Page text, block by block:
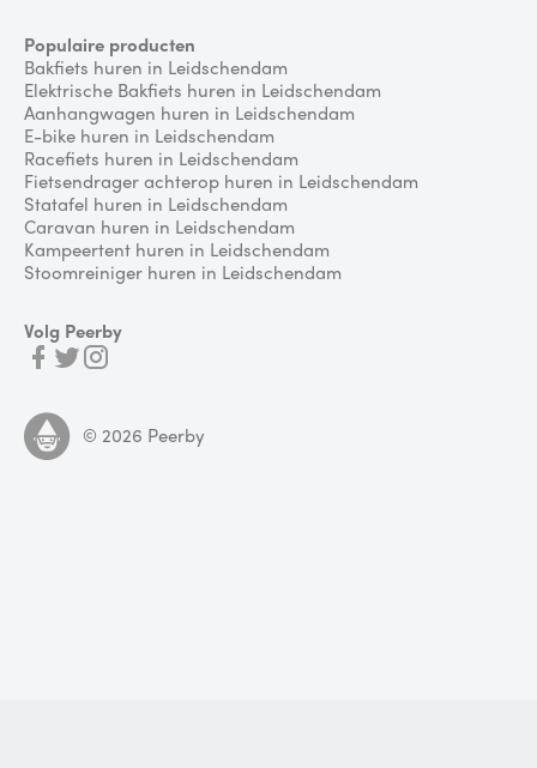
Populaire producten
Bakfiets huren in Leidschendam
Elektrische Bakfiets huren in Leidschendam
Aanhangwagen huren in Leidschendam
E-bike huren in Leidschendam
Racefiets huren in Leidschendam
Fietsendrager achterop huren in Leidschendam
Statafel huren in Leidschendam
Caravan huren in Leidschendam
Kampeertent huren in Leidschendam
Stoomreiniger huren in Leidschendam
Volg Peerby
© 2026 Peerby